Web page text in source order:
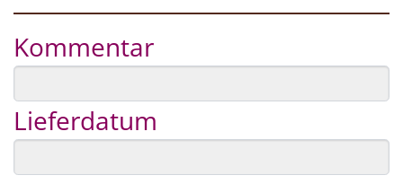
Kommentar
Lieferdatum